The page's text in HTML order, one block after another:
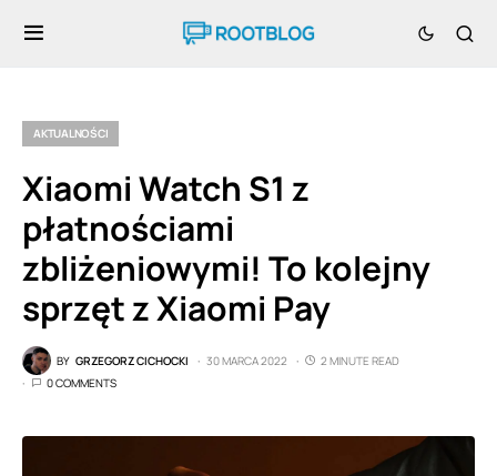
AKTUALNOŚCI
Xiaomi Watch S1 z
płatnościami
zbliżeniowymi! To kolejny
sprzęt z Xiaomi Pay
BY GRZEGORZ CICHOCKI 30 MARCA 2022
2 MINUTE READ
0 COMMENTS